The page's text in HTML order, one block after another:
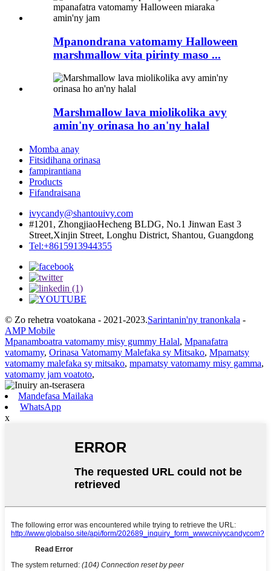
Mpanondrana vatomamy Halloween
marshmallow vita pirinty maso ...
Marshmallow lava miolikolika avy
amin'ny orinasa ho an'ny halal
Momba anay
Fitsidihana orinasa
fampirantiana
Products
Fifandraisana
ivycandy@shantouivy.com
#1201, ZhongjiaoHecheng BLDG, No.1 Jinwan East 3
Street,Xinjin Street, Longhu District, Shantou, Guangdong
Tel:+8615913944355
© Zo rehetra voatokana - 2021-2023.Sarintanin'ny tranonkala -
AMP Mobile
Mpanamboatra vatomamy misy gummy Halal, Mpanafatra
vatomamy, Orinasa Vatomamy Malefaka sy Mitsako, Mpamatsy
vatomamy malefaka sy mitsako, mpamatsy vatomamy misy gamma,
vatomamy jam voatoto,
Mandefasa Mailaka
WhatsApp
x